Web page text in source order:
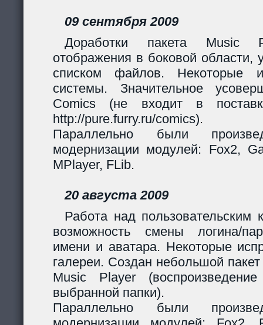
09 сентября 2009
Доработки пакета Music
отображения в боковой области,
списком файлов. Некоторые
системы. Значительное
Comics (не входит в
http://pure.furry.ru/comics).
Параллельно были
модернизации модулей: Fox2,
MPlayer, FLib.
20 августа 2009
Работа над пользовательским
возможность смены логина/
имени и аватара. Некоторые
галереи. Создан небольшой
Music Player
выбранной папки).
Параллельно были